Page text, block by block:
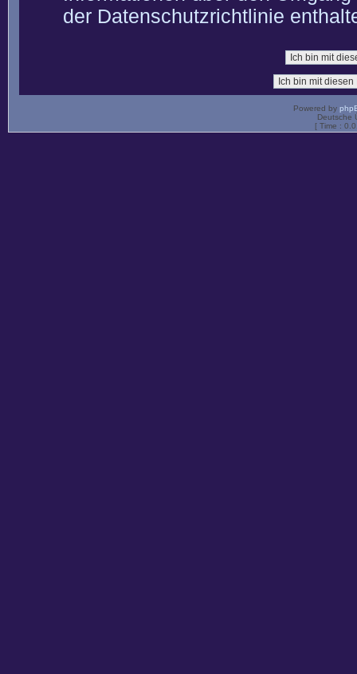
der Datenschutzrichtlinie
Powered by
Deutsche
[ Time :